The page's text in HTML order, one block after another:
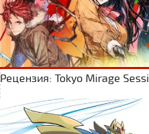
Рецензия: Tokyo Mirage